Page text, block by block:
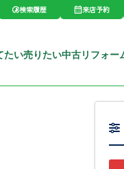
検索履歴 来店予約
たい売りたい中古リフォー